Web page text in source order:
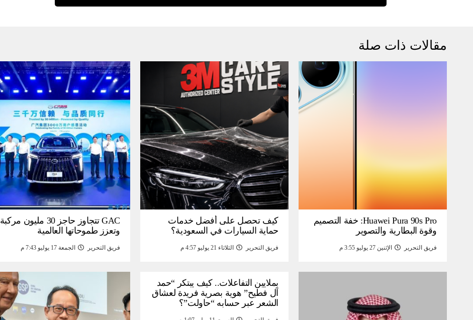
مقالات ذات صلة
Huawei Pura 90s Pro: خفة التصميم
وقوة البطارية والتصوير
فريق التحرير الإثنين 27 يوليو 3:55 م
كيف تحصل على أفضل خدمات
حماية السيارات في السعودية؟
فريق التحرير الثلاثاء 21 يوليو 4:57 م
GAC تتجاوز حاجز 30 مليون مركبة
وتعزز طموحاتها العالمية
فريق التحرير الجمعة 17 يوليو 7:43 م
بملايين التفاعلات.. كيف يبتكر “حمد
آل فطيح” هوية بصرية فريدة لعشاق
الشعر عبر حسابه “حاولت”؟